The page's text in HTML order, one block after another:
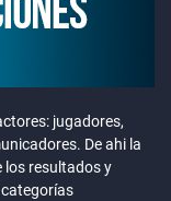
jugadores,
De ahi la
los resultados y